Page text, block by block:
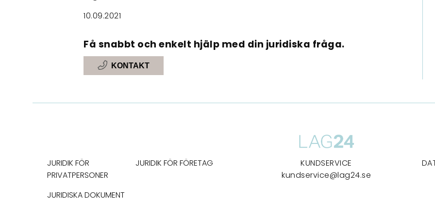
10.09.2021
Få snabbt och enkelt hjälp med din juridiska fråga.
KONTAKT
JURIDIK FÖR
PRIVATPERSONER
JURIDIK FÖR FÖRETAG
JURIDISKA DOKUMENT
KUNDSERVICE
kundservice@lag24.se